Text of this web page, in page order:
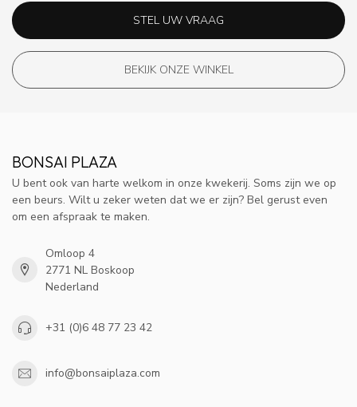
STEL UW VRAAG
BEKIJK ONZE WINKEL
BONSAI PLAZA
U bent ook van harte welkom in onze kwekerij. Soms zijn we op
een beurs. Wilt u zeker weten dat we er zijn? Bel gerust even
om een afspraak te maken.
Omloop 4
2771 NL Boskoop
Nederland
+31 (0)6 48 77 23 42
info@bonsaiplaza.com